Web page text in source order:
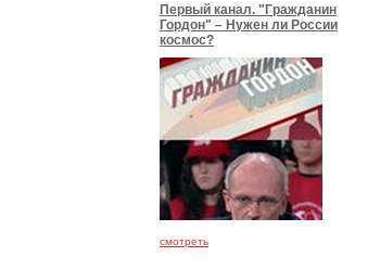
Первый канал. "Гражданин
Гордон" – Нужен ли России
космос?
смотреть